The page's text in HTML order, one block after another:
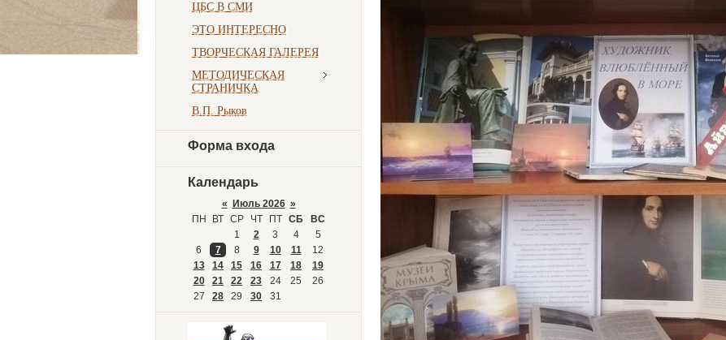
ЦБС В СМИ
ЭТО ИНТЕРЕСНО
ТВОРЧЕСКАЯ ГАЛЕРЕЯ
МЕТОДИЧЕСКАЯ
СТРАНИЧКА
В.П. Рыков
Форма входа
Календарь
« Июль 2026 »
ПН
ВТ СР ЧТ ПТ СБ
ВС
1
2 3 4
5
6
7 8 9 10 11
12
13
14 15 16 17 18
19
20
21 22 23 24 25
26
27
28 29 30 31